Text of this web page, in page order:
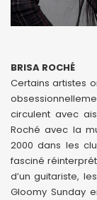
BRISA ROCHÉ
Certains artistes
circulent avec
Roché avec la
2000 dans les
fasciné
d’un guitariste,
Gloomy Sunday